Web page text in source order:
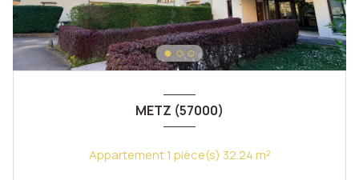
METZ (57000)
Appartement 1 pièce(s) 32.24 m²